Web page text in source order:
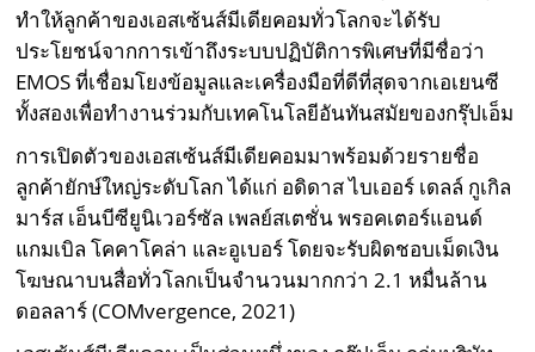
ทำให้ลูกค้าของเอสเซ้นส์มีเดียคอมทั่วโลกจะได้รับ
ประโยชน์จากการเข้าถึงระบบปฏิบัติการพิเศษที่มีชื่อว่า
EMOS ที่เชื่อมโยงข้อมูลและเครื่องมือที่ดีที่สุดจากเอเยนซี
ทั้งสองเพื่อทำงานร่วมกับเทคโนโลยีอันทันสมัยของกรุ๊ปเอ็ม
การเปิดตัวของเอสเซ้นส์มีเดียคอมมาพร้อมด้วยรายชื่อ
ลูกค้ายักษ์ใหญ่ระดับโลก ได้แก่ อดิดาส ไบเออร์ เดลล์ กูเกิล
มาร์ส เอ็นบีซียูนิเวอร์ซัล เพลย์สเตชั่น พรอคเตอร์แอนด์
แกมเบิล โคคาโคล่า และอูเบอร์ โดยจะรับผิดชอบเม็ดเงิน
โฆษณาบนสื่อทั่วโลกเป็นจำนวนมากกว่า 2.1 หมื่นล้าน
ดอลลาร์ (COMvergence, 2021)